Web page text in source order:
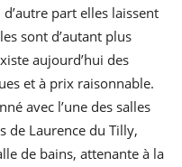
part elles laissent
sont d’autant plus
aujourd’hui des
et à prix raisonnable.
avec l’une des salles
de Laurence du Tilly,
de bains, attenante à la